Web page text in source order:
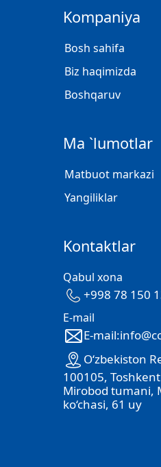
Kompaniya
Bosh sahifa
Biz haqimizda
Boshqaruv
Ma `lumotlar
Matbuot markazi
Yangiliklar
Kontaktlar
Qabul xona
+998 78 150
E-mail
E-
O‘zbekiston
100105,
Mirobod tumani,
ko‘chasi, 61 uy